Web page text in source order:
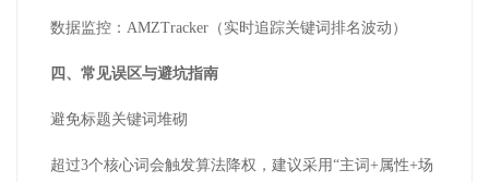
数据监控： AMZTracker （实时追踪关键词排名波动）
四、常见误区与避坑指南
避免标题关键词堆砌
超过3个核心词会触发算法降权，建议采用“主词 +属性+场